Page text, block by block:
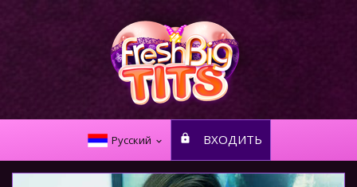
Русский ВХОДИТЬ